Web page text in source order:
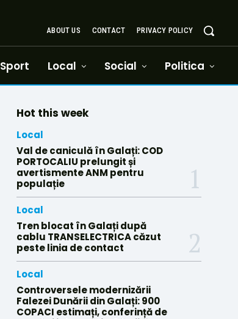
ABOUT US CONTACT PRIVACY POLICY
Sport Local Social Politica
Hot this week
Local
Val de caniculă în Galați: COD
PORTOCALIU prelungit și
avertismente ANM pentru
populație
Local
Tren blocat în Galați după
cablu TRANSELECTRICA căzut
peste linia de contact
Local
Controversele modernizării
Falezei Dunării din Galați: 900
COPACI estimați, conferință de